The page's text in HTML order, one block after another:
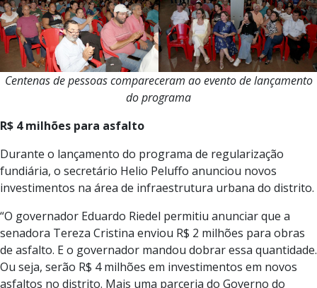
Centenas de pessoas compareceram ao evento de lançamento
do programa
R$ 4 milhões para asfalto
Durante o lançamento do programa de regularização
fundiária, o secretário Helio Peluffo anunciou novos
investimentos na área de infraestrutura urbana do distrito.
“O governador Eduardo Riedel permitiu anunciar que a
senadora Tereza Cristina enviou R$ 2 milhões para obras
de asfalto. E o governador mandou dobrar essa quantidade.
Ou seja, serão R$ 4 milhões em investimentos em novos
asfaltos no distrito. Mais uma parceria do Governo do